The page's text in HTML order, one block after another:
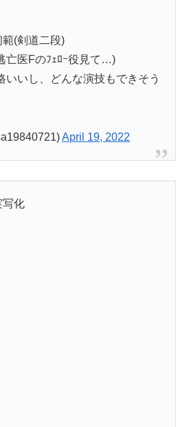
(剣道二段)
亡医Fのﾌｪﾛｰ役見て…)
いし、どんな演技もできそう
April 19, 2022
写化